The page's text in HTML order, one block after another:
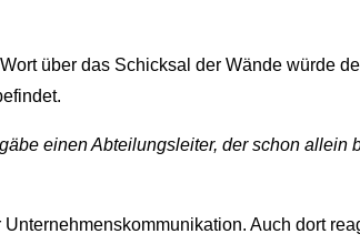
über das Schicksal der Wände würde
einen Abteilungsleiter, der schon allein
Auch dort